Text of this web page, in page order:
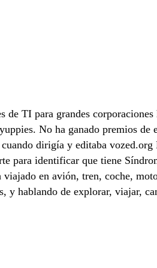
TI para grandes corporaciones
No ha ganado premios de
dirigía y editaba
para identificar que tiene
en avión, tren, coche,
y hablando de explorar, viajar,